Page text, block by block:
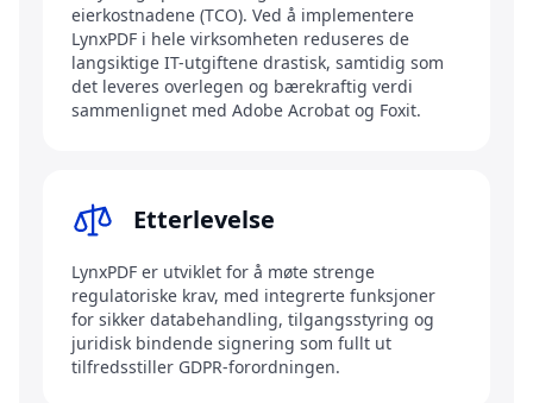
eierkostnadene (TCO). Ved å implementere
LynxPDF i hele virksomheten reduseres de
langsiktige IT-utgiftene drastisk, samtidig som
det leveres overlegen og bærekraftig verdi
sammenlignet med Adobe Acrobat og Foxit.
Etterlevelse
LynxPDF er utviklet for å møte strenge
regulatoriske krav, med integrerte funksjoner
for sikker databehandling, tilgangsstyring og
juridisk bindende signering som fullt ut
tilfredsstiller GDPR-forordningen.